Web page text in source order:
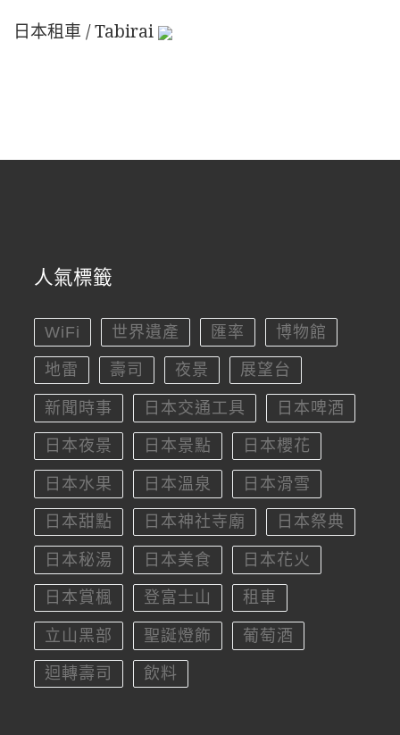
日本租車 / Tabirai
人氣標籤
WiFi 世界遺產 匯率 博物館
地雷 壽司 夜景 展望台
新聞時事 日本交通工具 日本啤酒
日本夜景 日本景點 日本櫻花
日本水果 日本溫泉 日本滑雪
日本甜點 日本神社寺廟 日本祭典
日本秘湯 日本美食 日本花火
日本賞楓 登富士山 租車
立山黑部 聖誕燈飾 葡萄酒
迴轉壽司 飲料